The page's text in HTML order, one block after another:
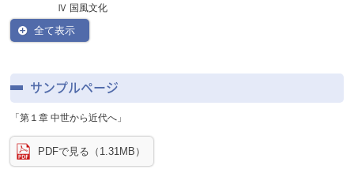
Ⅳ 国風文化
全て表示
サンプルページ
「第１章 中世から近代へ」
PDFで見る（1.31MB）